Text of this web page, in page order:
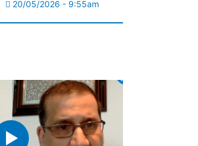
20/05/2026 - 9:55am